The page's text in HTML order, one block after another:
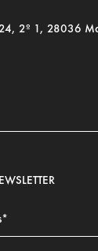
2º 1, 28036